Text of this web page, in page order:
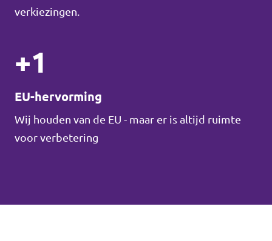
verkiezingen.
+1
EU-hervorming
Wij houden van de EU - maar er is altijd ruimte
voor verbetering